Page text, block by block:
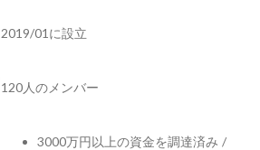
2019/01に設立
120人のメンバー
3000万円以上の資金を調達済み /